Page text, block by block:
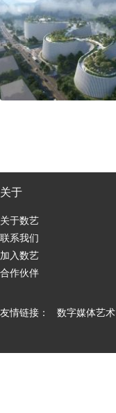
关于
关于数艺
联系我们
加入数艺
合作伙伴
友情链接： 数字媒体艺术